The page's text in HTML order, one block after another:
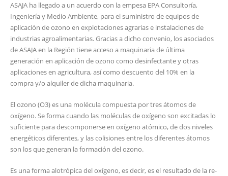
ASAJA ha llegado a un acuerdo con la empesa EPA Consultoría,
Ingeniería y Medio Ambiente, para el suministro de equipos de
aplicación de ozono en explotaciones agrarias e instalaciones de
industrias agroalimentarias. Gracias a dicho convenio, los asociados
de ASAJA en la Región tiene acceso a maquinaria de última
generación en aplicación de ozono como desinfectante y otras
aplicaciones en agricultura, así como descuento del 10% en la
compra y/o alquiler de dicha maquinaria.
El ozono (O3) es una molécula compuesta por tres átomos de
oxígeno. Se forma cuando las moléculas de oxígeno son excitadas lo
suficiente para descomponerse en oxígeno atómico, de dos niveles
energéticos diferentes, y las colisiones entre los diferentes átomos
son los que generan la formación del ozono.
Es una forma alotrópica del oxígeno, es decir, es el resultado de la re-